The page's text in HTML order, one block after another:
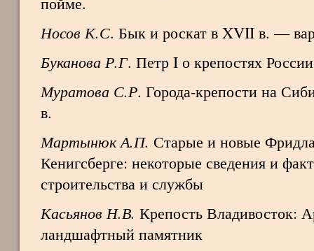
Носов К.С. Бык и роскат в XVII в. —
Буканова Р.Г. Петр I о крепостях России
Муратова С.Р. Города-крепости на
в.
Мартынюк А.П. Старые и новые
Кенигсберге: некоторые сведения и
строительства и службы
Касьянов Н.В. Крепость Владивосток:
ландшафтный памятник